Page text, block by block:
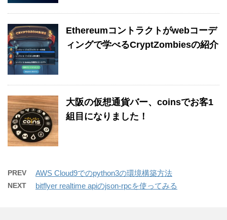
Ethereumコントラクトがwebコーデ
ィングで学べるCryptZombiesの紹介
大阪の仮想通貨バー、coinsでお客1
組目になりました！
PREV AWS Cloud9でのpython3の環境構築方法
NEXT bitflyer realtime apiのjson-rpcを使ってみる